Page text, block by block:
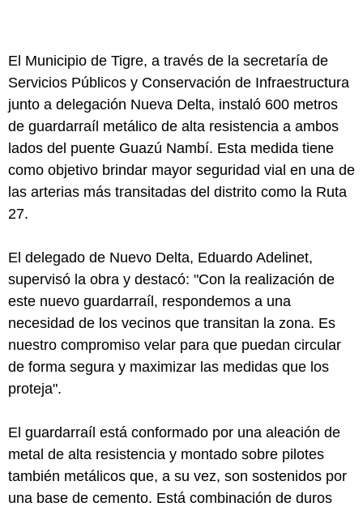
El Municipio de Tigre, a través de la secretaría de
Servicios Públicos y Conservación de Infraestructura
junto a delegación Nueva Delta, instaló 600 metros
de guardarraíl metálico de alta resistencia a ambos
lados del puente Guazú Nambí. Esta medida tiene
como objetivo brindar mayor seguridad vial en una de
las arterias más transitadas del distrito como la Ruta
27.
El delegado de Nuevo Delta, Eduardo Adelinet,
supervisó la obra y destacó: "Con la realización de
este nuevo guardarraíl, respondemos a una
necesidad de los vecinos que transitan la zona. Es
nuestro compromiso velar para que puedan circular
de forma segura y maximizar las medidas que los
proteja".
El guardarraíl está conformado por una aleación de
metal de alta resistencia y montado sobre pilotes
también metálicos que, a su vez, son sostenidos por
una base de cemento. Está combinación de duros